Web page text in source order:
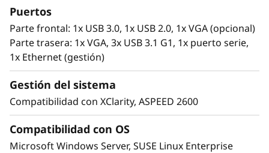
necesarias para abordar aplicaciones
empresariales, VDI, virtualización y SDS.
El SR655 V3 es potente y eficiente desde el
alimentación de doble redundancia tienen la
clasificación Titanium y cumplen con la
Puertos
Parte frontal: 1x USB 3.0, 1x USB 2.0, 1x VGA (opcional)
Parte trasera: 1x VGA, 3x USB 3.1 G1, 1x puerto serie,
1x Ethernet (gestión)
Gestión del sistema
Compatibilidad con XClarity, ASPEED 2600
Compatibilidad con OS
Microsoft Windows Server, SUSE Linux Enterprise